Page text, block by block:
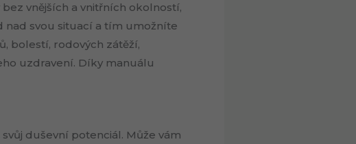
vnějších a vnitřních okolností,
nad svou situací a tím umožníte
bolestí, rodových zátěží,
uzdravení. Díky manuálu
duševní potenciál. Může vám